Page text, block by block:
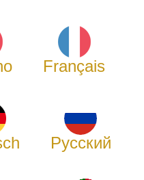
Français
Русский